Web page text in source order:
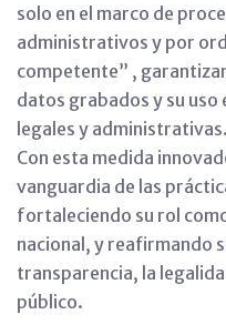
solo en el marco de
administrativos y por
competente” ,
datos grabados y su
legales y administrativas.
Con esta medida
vanguardia de las
fortaleciendo su rol
nacional, y reafirmando
transparencia, la
público.